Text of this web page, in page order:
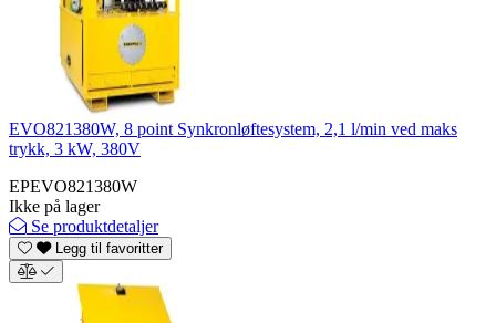
EVO821380W, 8 point Synkronløftesystem, 2,1 l/min ved maks
trykk, 3 kW, 380V
EPEVO821380W
Ikke på lager
Se produktdetaljer
Legg til favoritter